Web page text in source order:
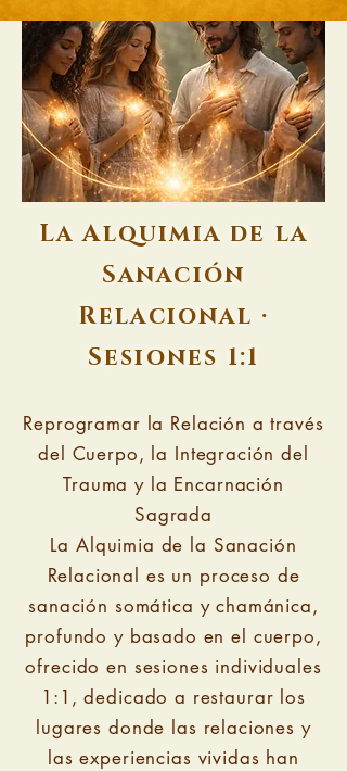
La Alquimia de la
Sanación
Relacional ·
Sesiones 1:1
Reprogramar la Relación a través
del Cuerpo, la Integración del
Trauma y la Encarnación
Sagrada
La Alquimia de la Sanación
Relacional es un proceso de
sanación somática y chamánica,
profundo y basado en el cuerpo,
ofrecido en sesiones individuales
1:1, dedicado a restaurar los
lugares donde las relaciones y
las experiencias vividas han